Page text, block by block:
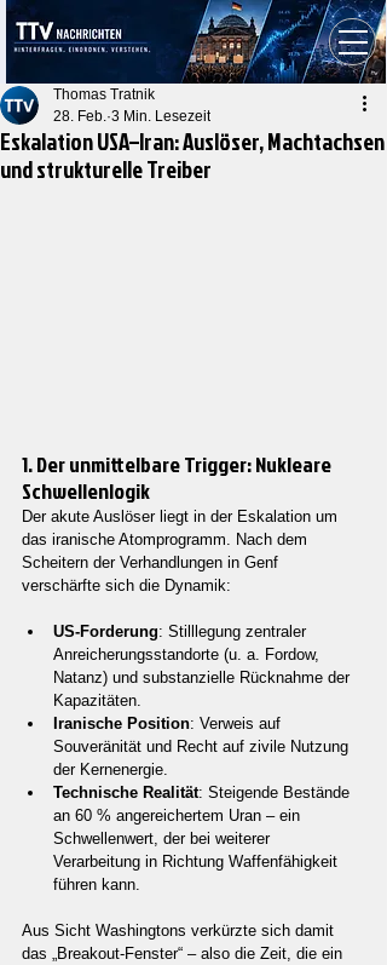
Eskalation USA–Iran: Auslöser, Machtachsen
und strukturelle Treiber
Thomas Tratnik
28. Feb. 3 Min. Lesezeit
1. Der unmittelbare Trigger: Nukleare
Schwellenlogik
Der akute Auslöser liegt in der Eskalation um
das iranische Atomprogramm. Nach dem
Scheitern der Verhandlungen in Genf
verschärfte sich die Dynamik:
US-Forderung: Stilllegung zentraler
Anreicherungsstandorte (u. a. Fordow,
Natanz) und substanzielle Rücknahme der
Kapazitäten.
Iranische Position: Verweis auf
Souveränität und Recht auf zivile Nutzung
der Kernenergie.
Technische Realität: Steigende Bestände
an 60 % angereichertem Uran – ein
Schwellenwert, der bei weiterer
Verarbeitung in Richtung Waffenfähigkeit
führen kann.
Aus Sicht Washingtons verkürzte sich damit
das „Breakout-Fenster“ – also die Zeit, die ein